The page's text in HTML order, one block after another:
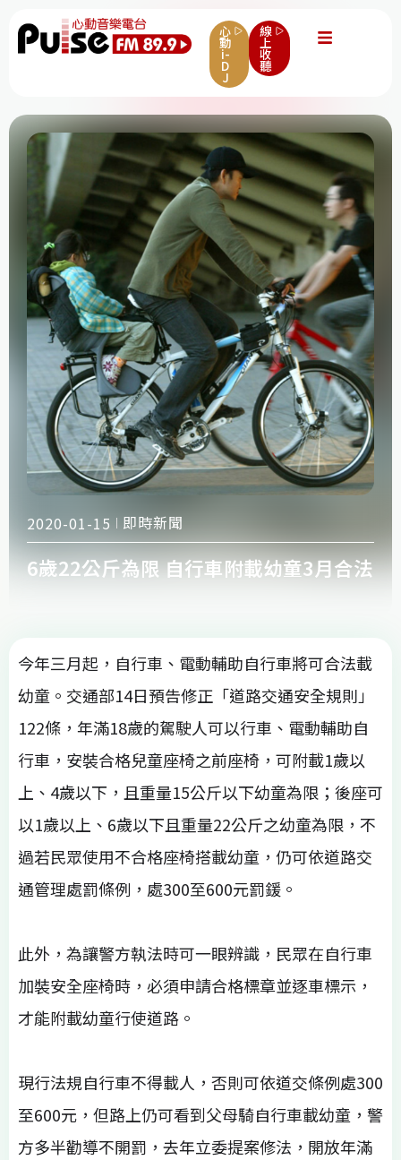
心
動
i-
D
J
線
上
收
聽
2020-01-15 即時新聞
6歲22公斤為限 自行車附載幼童3月合法
今年三月起，自行車、電動輔助自行車將可合法載
幼童。交通部14日預告修正「道路交通安全規則」
122條，年滿18歲的駕駛人可以行車、電動輔助自
行車，安裝合格兒童座椅之前座椅，可附載1歲以
上、4歲以下，且重量15公斤以下幼童為限；後座可
以1歲以上、6歲以下且重量22公斤之幼童為限，不
過若民眾使用不合格座椅搭載幼童，仍可依道路交
通管理處罰條例，處300至600元罰鍰。
此外，為讓警方執法時可一眼辨識，民眾在自行車
加裝安全座椅時，必須申請合格標章並逐車標示，
才能附載幼童行使道路。
現行法規自行車不得載人，否則可依道交條例處300
至600元，但路上仍可看到父母騎自行車載幼童，警
方多半勸導不開罰，去年立委提案修法，開放年滿